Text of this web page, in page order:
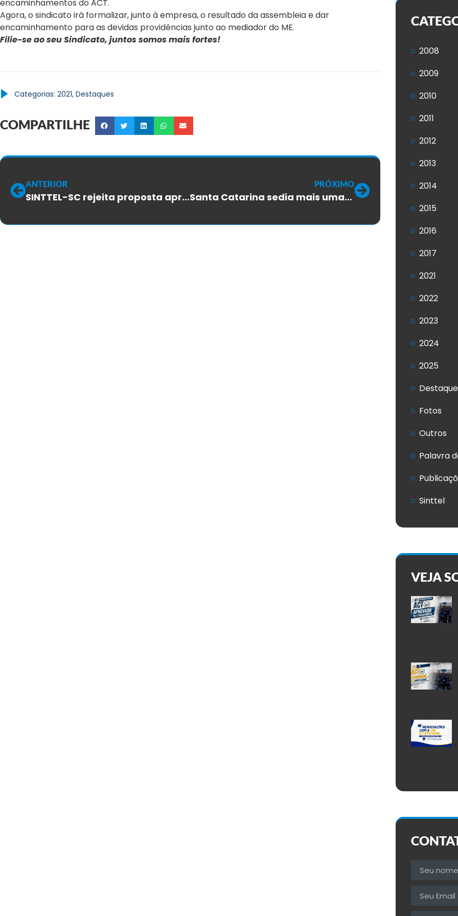
encaminhamentos do ACT.
Agora, o sindicato irá formalizar, junto à empresa, o resultado da assembleia e dar
encaminhamento para as devidas providências junto ao mediador do ME.
Filie-se ao seu Sindicato, juntos somos mais fortes!
Categorias: 2021, Destaques
COMPARTILHE
ANTERIOR
SINTTEL-SC rejeita proposta apresentada pela Algar Telecom
PRÓXIMO
Santa Catarina sedia mais uma empresa em Telecom
2008
2009
2010
2011
2012
2013
2014
2015
2016
2017
2021
2022
2023
2024
2025
Fotos
Outros
Palavra
Sinttel
VEJA